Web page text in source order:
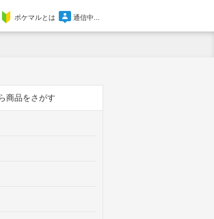
ポケマルとは 通信中...
商品をさがす